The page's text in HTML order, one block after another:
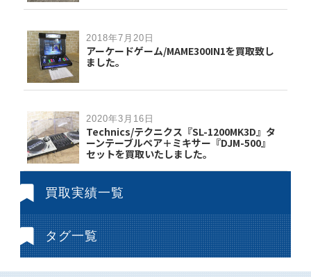
2018年7月20日
アーケードゲーム/MAME300IN1を買取致し
ました。
2020年3月16日
Technics/テクニクス『SL-1200MK3D』タ
ーンテーブルペア＋ミキサー『DJM-500』
セットを買取いたしました。
買取実績一覧
タグ一覧